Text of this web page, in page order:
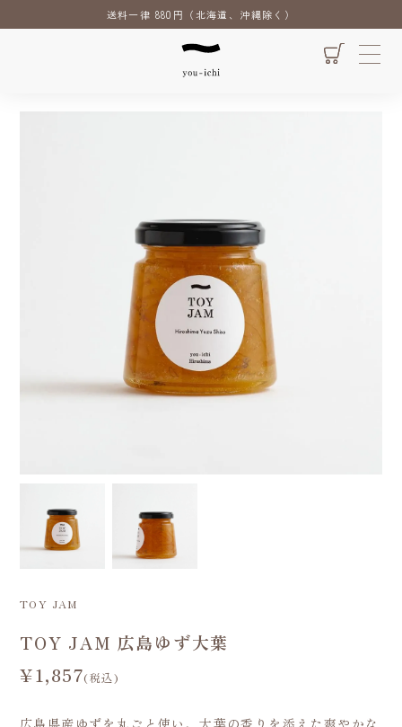
送料一律 880円（北海道、沖縄除く）
TOY JAM
TOY JAM 広島ゆず大葉
¥1,857(税込)
広島県産ゆずを丸ごと使い、大葉の香りを添えた爽やかな